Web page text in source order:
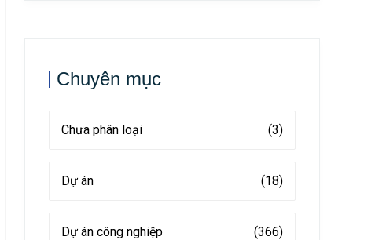
Chuyên mục
Chưa phân loại (3)
Dự án (18)
Dự án công nghiệp (366)